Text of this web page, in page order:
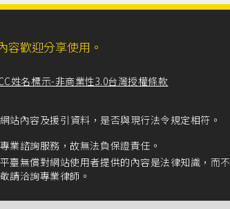
容歡迎分享使用。
姓名標示-非商業性3.0台灣授權條款
站內容及援引資料，是否與現行法令規定相符。
業諮詢服務，故無法負保證責任。
臺無償對網站使用者提供的內容是法律知識，而不
請洽詢專業律師。